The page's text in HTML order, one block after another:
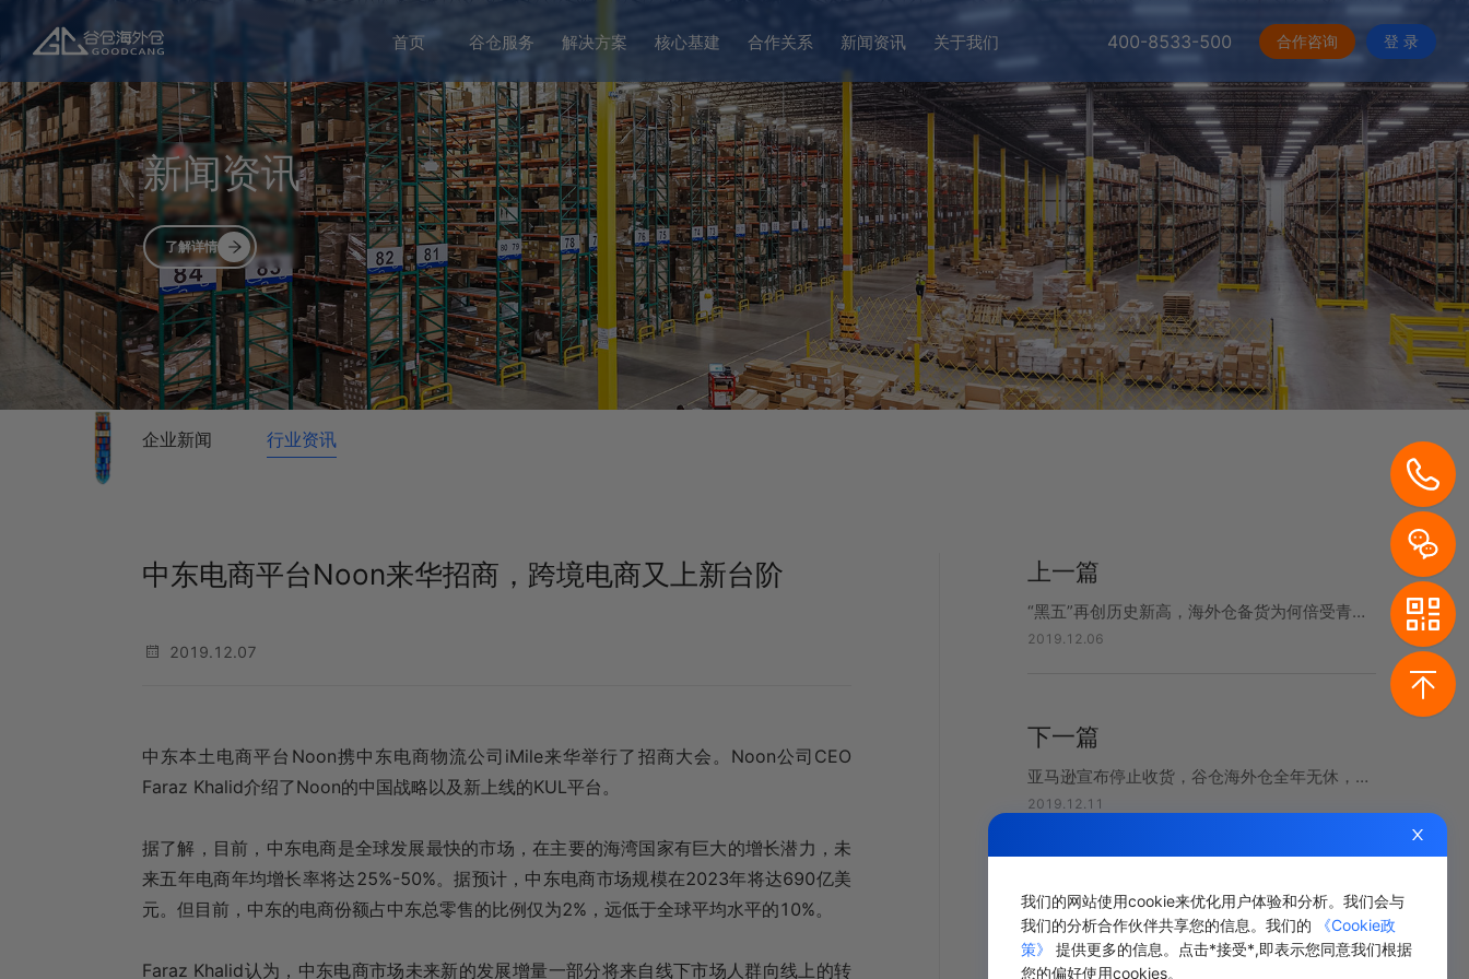
我们的网站使用cookie来优化用户体验和分析。我们会与
我们的分析合作伙伴共享您的信息。我们的
《Cookie政
策》
提供更多的信息。点击*接受*,即表示您同意我们根据
您的偏好使用cookies。
首页 谷仓服务 解决方案 核心基建 合作关系 新闻资讯 关于我们 400-8533-500 合作咨询 登 录
新闻资讯
了解详情
企业新闻 行业资讯
中东电商平台Noon来华招商，跨境电商又上新台阶
2019.12.07
中东本土电商平台Noon携中东电商物流公司iMile来华举行了招商大会。Noon公司CEO
Faraz Khalid介绍了Noon的中国战略以及新上线的KUL平台。
据了解，目前，中东电商是全球发展最快的市场，在主要的海湾国家有巨大的增长潜力，未
来五年电商年均增长率将达25%-50%。据预计，中东电商市场规模在2023年将达690亿美
元。但目前，中东的电商份额占中东总零售的比例仅为2%，远低于全球平均水平的10%。
Faraz Khalid认为，中东电商市场未来新的发展增量一部分将来自线下市场人群向线上的转
上一篇
“黑五”再创历史新高，海外仓备货为何倍受青睐？谷仓为你解答
2019.12.06
下一篇
亚马逊宣布停止收货，谷仓海外仓全年无休，给您最安心的备货保障
2019.12.11
相关推荐